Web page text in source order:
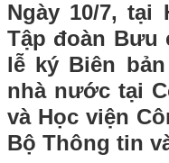
Ngày 10/7, tại
Tập đoàn Bưu
lễ ký Biên
nhà nước tại
và Học viện
Bộ Thông tin